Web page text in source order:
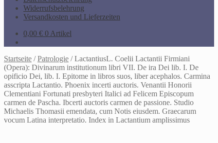
Widerrufsbelehrung
Versandkosten und Lieferzeiten
0,00 € 0 Artikel
Startseite /Patrologie /LactantiusL. Coelii Lactantii Firmiani
(Opera): Divinarum institutionum libri VII. De ira Dei lib. I. De
opificio Dei, lib. I. Epitome in libros suos, liber acephalos. Carmina
asscripta Lactantio. Phoenix incerti auctoris. Venantii Honorii
Clementiani Fortunati presbyteri Italici ad Felicem Episcopum
carmen de Pascha. Ibcerti auctoris carmen de passione. Studio
Michaelis Thomasii emendata, cum Notis eiusdem. Graecarum
vocum Latina interpretatio. Index in Lactantium amplissimus